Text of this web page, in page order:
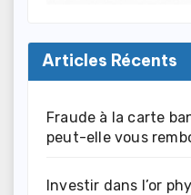
Articles Récents
Fraude à la carte
peut-elle vous
Investir dans l’or